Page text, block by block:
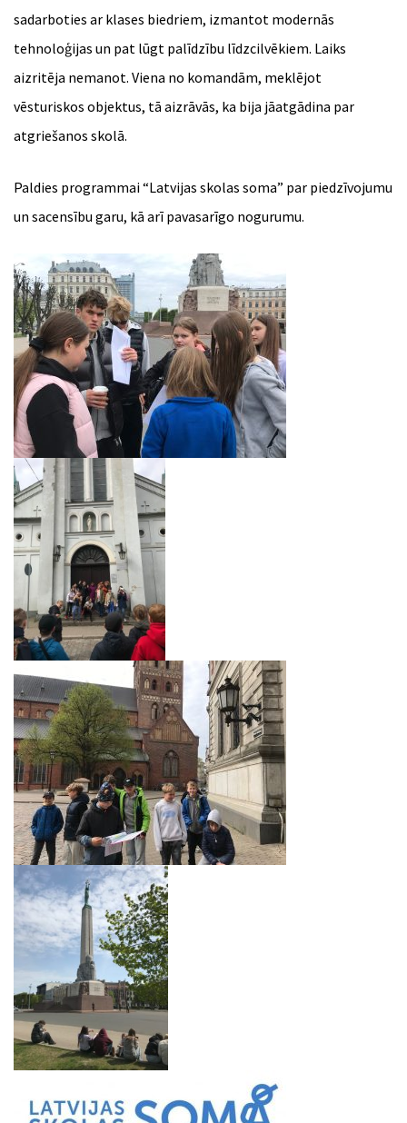
sadarboties ar klases biedriem, izmantot modernās
tehnoloģijas un pat lūgt palīdzību līdzcilvēkiem. Laiks
aizritēja nemanot. Viena no komandām, meklējot
vēsturiskos objektus, tā aizrāvās, ka bija jāatgādina par
atgriešanos skolā.
Paldies programmai “Latvijas skolas soma” par piedzīvojumu
un sacensību garu, kā arī pavasarīgo nogurumu.